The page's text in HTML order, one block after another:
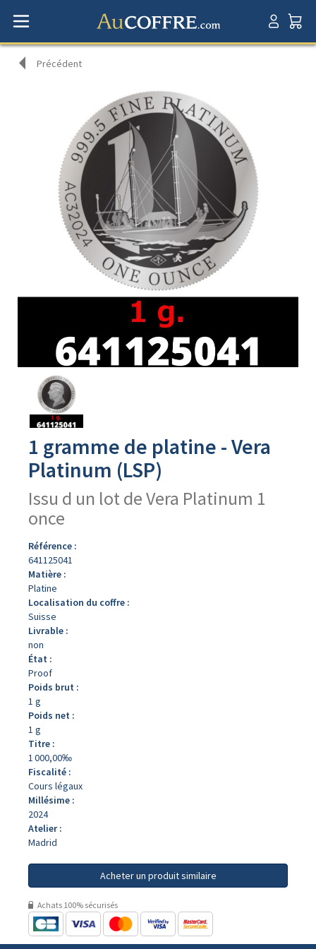
Précédent
produit
1 gramme de platine - Vera
Platinum (LSP)
Issu d un lot de Vera Platinum 1
once
Référence :
641125041
Matière :
Platine
Localisation du coffre :
Suisse
Livrable :
non
État :
Proof
Poids brut :
1 g
Poids net :
1 g
Titre :
1 000,00‰
Fiscalité :
Cours légaux
Millésime :
2024
Atelier :
Madrid
Acheter un produit similaire
Achats 100% sécurisés